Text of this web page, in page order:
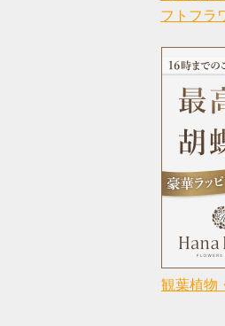
フトフラ
観葉植物